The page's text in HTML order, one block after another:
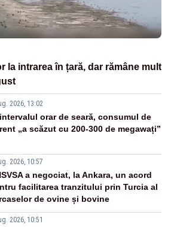
la intrarea în țară, dar rămâne mult
2026, 13:02
orar de seară, consumul de
„a scăzut cu 200-300 de megawați”
2026, 10:57
a negociat, la Ankara, un acord
facilitarea tranzitului prin Turcia al
de ovine și bovine
2026, 10:51